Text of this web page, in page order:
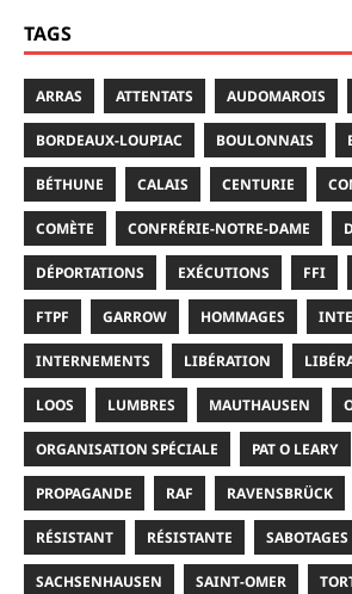
TAGS
ARRAS ATTENTATS AUDOMAROIS
BORDEAUX-LOUPIAC BOULONNAIS
BÉTHUNE CALAIS CENTURIE
COMÈTE CONFRÉRIE-NOTRE-DAME
DÉPORTATIONS EXÉCUTIONS FFI
FTPF GARROW HOMMAGES
INTERNEMENTS LIBÉRATION
LOOS LUMBRES MAUTHAUSEN
ORGANISATION SPÉCIALE PAT O LEARY
PROPAGANDE RAF RAVENSBRÜCK
RÉSISTANT RÉSISTANTE SABOTAGES
SACHSENHAUSEN SAINT-OMER